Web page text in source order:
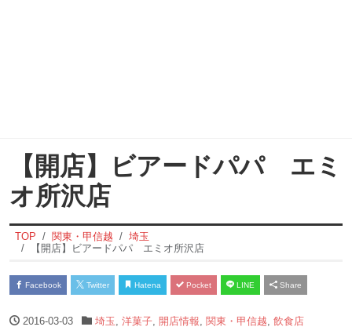
【開店】ビアードパパ エミ
オ所沢店
TOP 関東・甲信越
埼玉
【開店】ビアードパパ エミオ所沢店
Facebook Twitter Hatena Pocket LINE Share
2016-03-03 埼玉 洋菓子, 開店情報 関東・甲信越 飲食店